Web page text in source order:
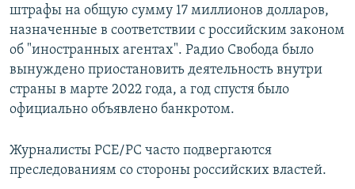
штрафы на общую сумму 17 миллионов долларов,
назначенные в соответствии с российским законом
об "иностранных агентах". Радио Свобода было
вынуждено приостановить деятельность внутри
страны в марте 2022 года, а год спустя было
официально объявлено банкротом.
Журналисты РСЕ/РС часто подвергаются
преследованиям со стороны российских властей.